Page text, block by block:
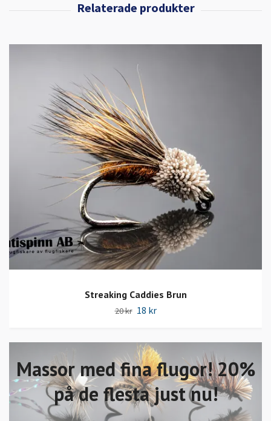
Massor med fina flugor! 20%
på de flesta just nu!
Streaking Caddies Brun
20 kr 18 kr